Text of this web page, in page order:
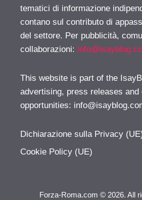
tematici di informazione
contano sul contributo di
del settore. Per pubblicità,
collaborazioni:
This website is part of the
advertising, press releases and
opportunities:
Dichiarazione sulla Privacy
Cookie Policy (UE)
Forza-Roma.com © 2026. All